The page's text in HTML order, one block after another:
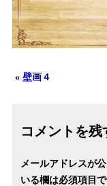
«壁画４
コメントを残
メールアドレスが
いる欄は必須項目